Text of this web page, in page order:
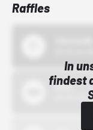
Raffles
In
findest
Bstn
01.10.22